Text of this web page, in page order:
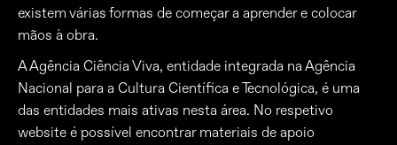
existem várias formas de começar a aprender e colocar
mãos à obra.
A Agência Ciência Viva, entidade integrada na Agência
Nacional para a Cultura Científica e Tecnológica, é uma
das entidades mais ativas nesta área. No respetivo
website é possível encontrar materiais de apoio